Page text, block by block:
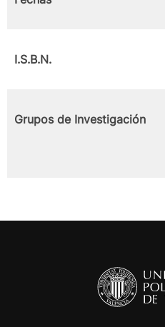
I.S.B.N.
Grupos de Investigación